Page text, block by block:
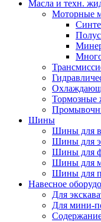
Масла и техн.
Моторные
Тормозные
Шины
Шины для
Шины для
Шины для
Шины для
Шины для
Навесное
Для
Для мини-